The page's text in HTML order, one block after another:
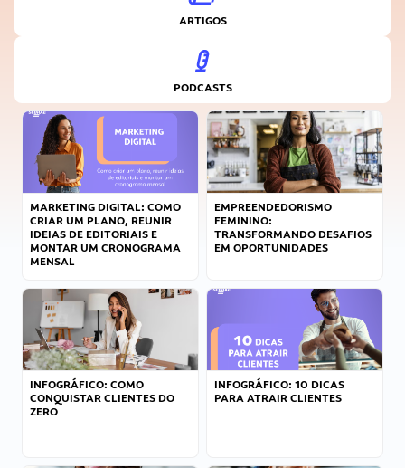
ARTIGOS
PODCASTS
MARKETING DIGITAL: COMO
CRIAR UM PLANO, REUNIR
IDEIAS DE EDITORIAIS E
MONTAR UM CRONOGRAMA
MENSAL
EMPREENDEDORISMO
FEMININO:
TRANSFORMANDO DESAFIOS
EM OPORTUNIDADES
INFOGRÁFICO: COMO
CONQUISTAR CLIENTES DO
ZERO
INFOGRÁFICO: 10 DICAS
PARA ATRAIR CLIENTES